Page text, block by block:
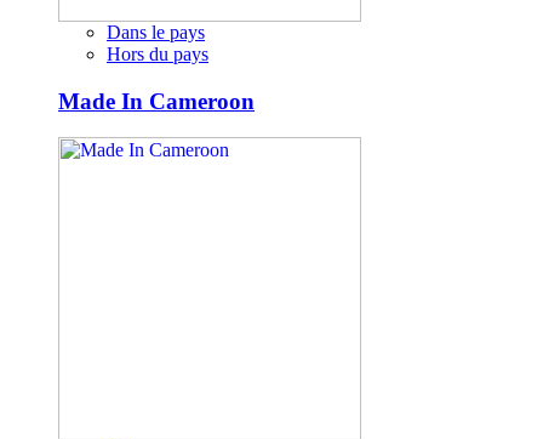
Dans le pays
Hors du pays
Made In Cameroon